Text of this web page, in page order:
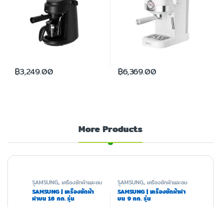
More Products
SAMSUNG, เครื่องซักผ้าและอบ
ผ้า
SAMSUNG | เครื่องซักผ้า
ฝาบน 16 กก. รุ่น
SAMSUNG, เครื่องซักผ้าและอบ
ผ้า
SAMSUNG | เครื่องซักผ้าฝา
บน 9 กก. รุ่น
฿3,249.00 ฿6,369.00